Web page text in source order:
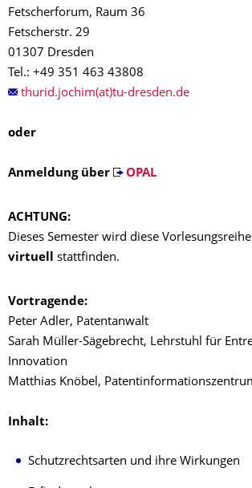
Fetscherforum, Raum 36
Fetscherstr. 29
01307 Dresden
Tel.: +49 351 463 43808
thurid.jochim(at)tu-dresden.de
oder
Anmeldung über OPAL
ACHTUNG:
Dieses Semester wird diese Vorlesungsreihe
virtuell stattfinden.
Vortragende:
Peter Adler, Patentanwalt
Sarah Müller-Sägebrecht, Lehrstuhl für
Innovation
Matthias Knöbel,
Inhalt:
Schutzrechtsarten und ihre Wirkungen